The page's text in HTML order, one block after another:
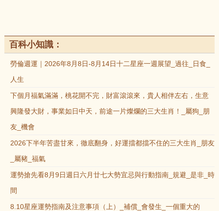
百科小知識：
勞倫週運｜2026年8月8日-8月14日十二星座一週展望_過往_日食_
人生
下個月福氣滿滿，桃花開不完，財富滾滾來，貴人相伴左右，生意
興隆發大財，事業如日中天，前途一片燦爛的三大生肖！_屬狗_朋
友_機會
2026下半年苦盡甘來，徹底翻身，好運擋都擋不住的三大生肖_朋友
_屬豬_福氣
運勢搶先看8月9日週日六月廿七大勢宜忌與行動指南_規避_是非_時
間
8.10星座運勢指南及注意事項（上）_補償_會發生_一個重大的